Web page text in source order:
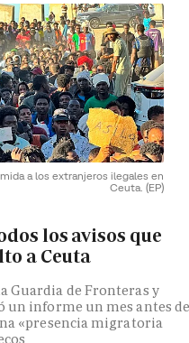
a los extranjeros ilegales en
Ceuta. (EP)
los avisos que
a Ceuta
Guardia de Fronteras y
un informe un mes antes
«presencia migratoria